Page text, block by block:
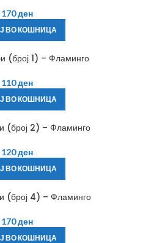
170ден
ВО КОШНИЦА
(број 1) – Фламинго
110ден
ВО КОШНИЦА
(број 2) – Фламинго
120ден
ВО КОШНИЦА
(број 4) – Фламинго
170ден
ВО КОШНИЦА